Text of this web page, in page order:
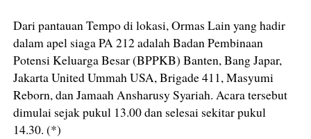
Dari pantauan Tempo di lokasi, Ormas Lain yang hadir
dalam apel siaga PA 212 adalah Badan Pembinaan
Potensi Keluarga Besar (BPPKB) Banten, Bang Japar,
Jakarta United Ummah USA, Brigade 411, Masyumi
Reborn, dan Jamaah Ansharusy Syariah. Acara tersebut
dimulai sejak pukul 13.00 dan selesai sekitar pukul
14.30. (*)